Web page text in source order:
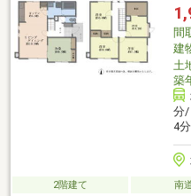
間
建
土
築
分/
4分
2階建て 南